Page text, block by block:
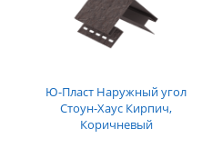
Ю-Пласт Наружный угол
Стоун-Хаус Кирпич,
Коричневый